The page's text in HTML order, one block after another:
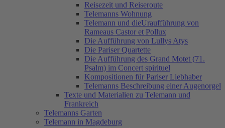
Reisezeit und Reiseroute
Telemanns Wohnung
Telemann und dieUraufführung von
Rameaus Castor et Pollux
Die Aufführung von Lullys Atys
Die Pariser Quartette
Die Aufführung des Grand Motet (71.
Psalm) im Concert spirituel
Kompositionen für Pariser Liebhaber
Telemanns Beschreibung einer Augenorgel
Texte und Materialien zu Telemann und
Frankreich
Telemanns Garten
Telemann in Magdeburg